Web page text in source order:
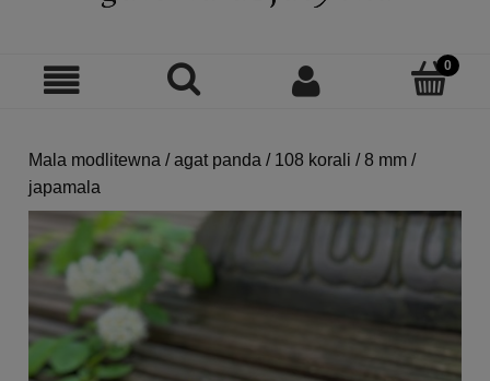
Mala modlitewna / agat panda / 108 korali / 8 mm /
japamala